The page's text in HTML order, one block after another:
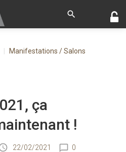
Manifestations / Salons
ça
!
22/02/2021 0